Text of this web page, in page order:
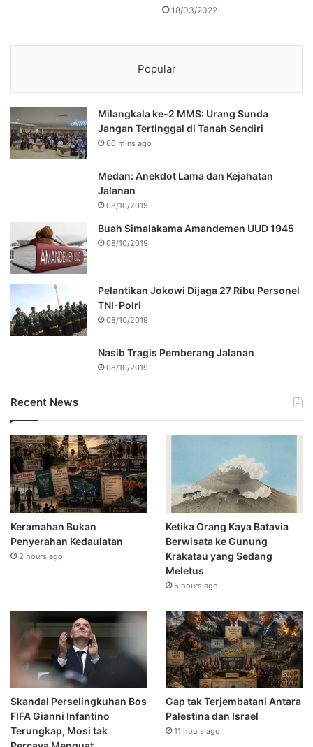
18/03/2022
Popular
Milangkala ke-2 MMS: Urang Sunda
Jangan Tertinggal di Tanah Sendiri
60 mins ago
Medan: Anekdot Lama dan Kejahatan
Jalanan
08/10/2019
Buah Simalakama Amandemen UUD 1945
08/10/2019
Pelantikan Jokowi Dijaga 27 Ribu Personel
TNI-Polri
08/10/2019
Nasib Tragis Pemberang Jalanan
08/10/2019
Recent News
Keramahan Bukan
Penyerahan Kedaulatan
2 hours ago
Ketika Orang Kaya Batavia
Berwisata ke Gunung
Krakatau yang Sedang
Meletus
5 hours ago
Skandal Perselingkuhan Bos
FIFA Gianni Infantino
Terungkap, Mosi tak
Gap tak Terjembatani Antara
Palestina dan Israel
11 hours ago